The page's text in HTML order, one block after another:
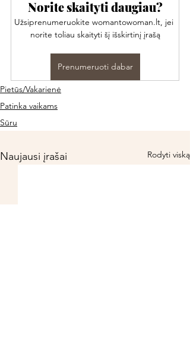
Norite skaityti daugiau?
Užsiprenumeruokite womantowoman.lt, jei
norite toliau skaityti šį išskirtinį įrašą
Prenumeruoti dabar
Pietūs/Vakarienė
Patinka vaikams
Sūru
Naujausi įrašai Rodyti viską